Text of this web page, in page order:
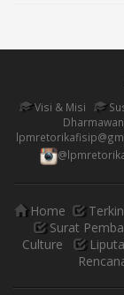
Visi & Misi
Home
Surat
Culture